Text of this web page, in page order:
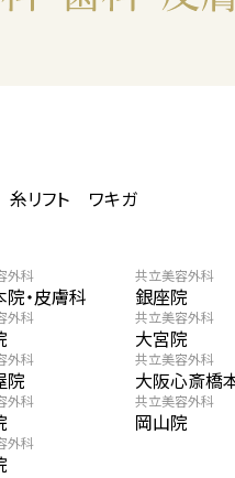
糸リフト ワキガ
外科
・皮膚科
共立美容外科
銀座院
外科 共立美容外科
大宮院
外科
院
共立美容外科
大阪心斎橋
外科 共立美容外科
岡山院
外科